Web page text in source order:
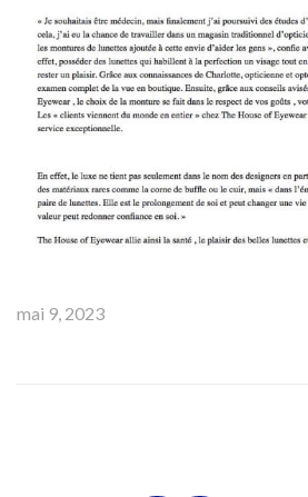
mai 9, 2023